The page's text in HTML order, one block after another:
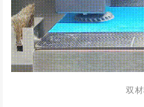
双